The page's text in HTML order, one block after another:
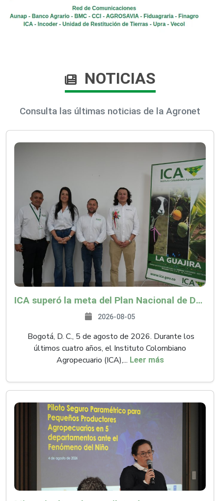
NOTICIAS
Consulta las últimas noticias de la Agronet
ICA superó la meta del Plan Nacional de Desarrollo y abrió 61 mercados internacionales
2026-08-05
Bogotá, D. C., 5 de agosto de 2026. Durante los
últimos cuatro años, el Instituto Colombiano
Agropecuario (ICA),... Leer más